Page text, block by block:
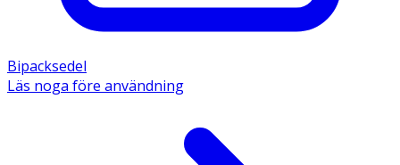
Bipacksedel
Läs noga före användning